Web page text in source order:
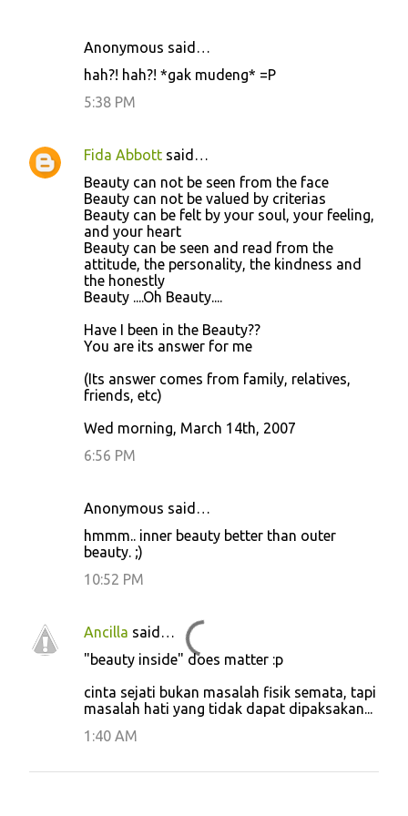
Anonymous said…
hah?! hah?! *gak mudeng* =P
5:38 PM
Fida Abbott said…
Beauty can not be seen from the face
Beauty can not be valued by criterias
Beauty can be felt by your soul, your feeling,
and your heart
Beauty can be seen and read from the
attitude, the personality, the kindness and
the honestly
Beauty ....Oh Beauty....
Have I been in the Beauty??
You are its answer for me
(Its answer comes from family, relatives,
friends, etc)
Wed morning, March 14th, 2007
6:56 PM
Anonymous said…
hmmm.. inner beauty better than outer
beauty. ;)
10:52 PM
Ancilla said…
"beauty inside" does matter :p
cinta sejati bukan masalah fisik semata, tapi
masalah hati yang tidak dapat dipaksakan...
1:40 AM